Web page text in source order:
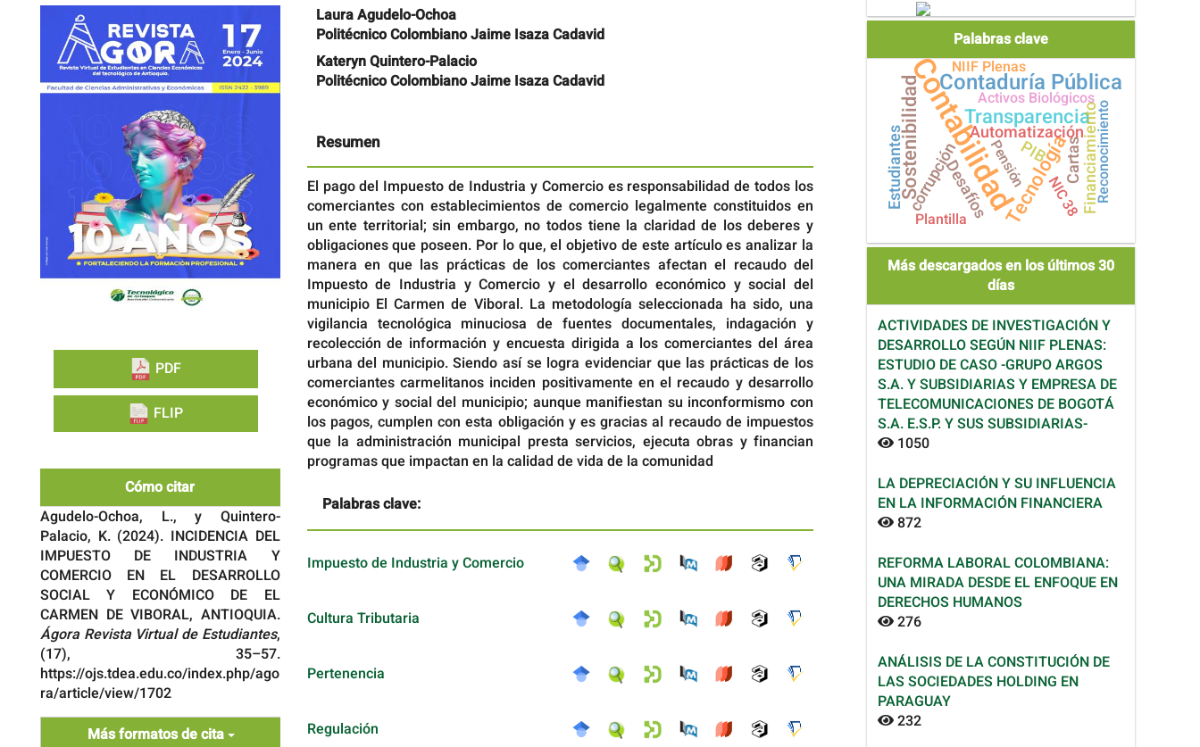
Barra
lateral
del
artículo
PDF
FLIP
Cómo citar
Agudelo-Ochoa, L., y Quintero-
Palacio, K. (2024). INCIDENCIA DEL
IMPUESTO DE INDUSTRIA Y
COMERCIO EN EL DESARROLLO
SOCIAL Y ECONÓMICO DE EL
CARMEN DE VIBORAL, ANTIOQUIA.
Ágora Revista Virtual de Estudiantes,
(17), 35–57.
https://ojs.tdea.edu.co/index.php/ago
ra/article/view/1702
Más formatos de cita
Contenido
principal
del
artículo
Laura Agudelo-Ochoa
Politécnico Colombiano Jaime Isaza Cadavid
Kateryn Quintero-Palacio
Politécnico Colombiano Jaime Isaza Cadavid
Resumen
El pago del Impuesto de Industria y Comercio es responsabilidad de todos los
comerciantes con establecimientos de comercio legalmente constituidos en
un ente territorial; sin embargo, no todos tiene la claridad de los deberes y
obligaciones que poseen. Por lo que, el objetivo de este artículo es analizar la
manera en que las prácticas de los comerciantes afectan el recaudo del
Impuesto de Industria y Comercio y el desarrollo económico y social del
municipio El Carmen de Viboral. La metodología seleccionada ha sido, una
vigilancia tecnológica minuciosa de fuentes documentales, indagación y
recolección de información y encuesta dirigida a los comerciantes del área
urbana del municipio. Siendo así se logra evidenciar que las prácticas de los
comerciantes carmelitanos inciden positivamente en el recaudo y desarrollo
económico y social del municipio; aunque manifiestan su inconformismo con
los pagos, cumplen con esta obligación y es gracias al recaudo de impuestos
que la administración municipal presta servicios, ejecuta obras y financian
programas que impactan en la calidad de vida de la comunidad
Palabras clave:
Impuesto de Industria y Comercio
Cultura Tributaria
Pertenencia
Regulación
Palabras clave
Contabilidad
Contaduría Pública
Tecnología
Transparencia
Sostenibilidad Automatización
PIB Financiamiento
corrupción Cartas
Estudiantes Desafíos Reconocimiento
Activos Biológicos
Plantilla
Pensión
NIIF Plenas
NIC 38
Más descargados en los últimos 30
días
ACTIVIDADES DE INVESTIGACIÓN Y
DESARROLLO SEGÚN NIIF PLENAS:
ESTUDIO DE CASO -GRUPO ARGOS
S.A. Y SUBSIDIARIAS Y EMPRESA DE
TELECOMUNICACIONES DE BOGOTÁ
S.A. E.S.P. Y SUS SUBSIDIARIAS-
1050
LA DEPRECIACIÓN Y SU INFLUENCIA
EN LA INFORMACIÓN FINANCIERA
872
REFORMA LABORAL COLOMBIANA:
UNA MIRADA DESDE EL ENFOQUE EN
DERECHOS HUMANOS
276
ANÁLISIS DE LA CONSTITUCIÓN DE
LAS SOCIEDADES HOLDING EN
PARAGUAY
232